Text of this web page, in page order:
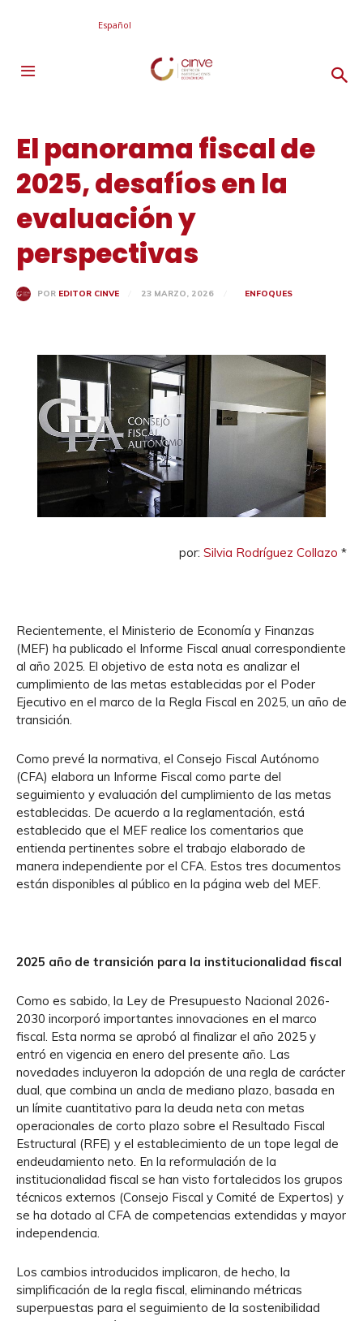
Español
El panorama fiscal de
2025, desafíos en la
evaluación y
perspectivas
POR EDITOR CINVE 23 MARZO, 2026 ENFOQUES
por: Silvia Rodríguez Collazo *
Recientemente, el Ministerio de Economía y Finanzas
(MEF) ha publicado el Informe Fiscal anual correspondiente
al año 2025. El objetivo de esta nota es analizar el
cumplimiento de las metas establecidas por el Poder
Ejecutivo en el marco de la Regla Fiscal en 2025, un año de
transición.
Como prevé la normativa, el Consejo Fiscal Autónomo
(CFA) elabora un Informe Fiscal como parte del
seguimiento y evaluación del cumplimiento de las metas
establecidas. De acuerdo a la reglamentación, está
establecido que el MEF realice los comentarios que
entienda pertinentes sobre el trabajo elaborado de
manera independiente por el CFA. Estos tres documentos
están disponibles al público en la página web del MEF.
2025 año de transición para la institucionalidad fiscal
Como es sabido, la Ley de Presupuesto Nacional 2026-
2030 incorporó importantes innovaciones en el marco
fiscal. Esta norma se aprobó al finalizar el año 2025 y
entró en vigencia en enero del presente año. Las
novedades incluyeron la adopción de una regla de carácter
dual, que combina un ancla de mediano plazo, basada en
un límite cuantitativo para la deuda neta con metas
operacionales de corto plazo sobre el Resultado Fiscal
Estructural (RFE) y el establecimiento de un tope legal de
endeudamiento neto. En la reformulación de la
institucionalidad fiscal se han visto fortalecidos los grupos
técnicos externos (Consejo Fiscal y Comité de Expertos) y
se ha dotado al CFA de competencias extendidas y mayor
independencia.
Los cambios introducidos implicaron, de hecho, la
simplificación de la regla fiscal, eliminando métricas
superpuestas para el seguimiento de la sostenibilidad